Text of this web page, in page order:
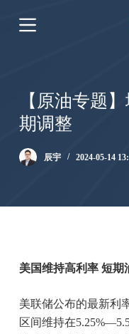
跳
过
【原油专题
期调整
辰宇 2024-05-14
美国维持高利率 短期
美联储公布的最新利
区间维持在